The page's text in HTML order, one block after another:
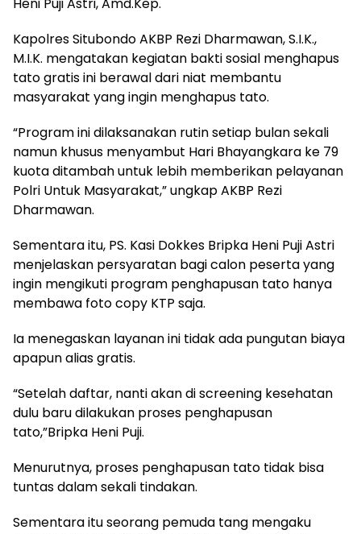
Kapolres Situbondo AKBP Rezi Dharmawan, S.I.K.,
M.I.K. mengatakan kegiatan bakti sosial menghapus
tato gratis ini berawal dari niat membantu
masyarakat yang ingin menghapus tato.
“Program ini dilaksanakan rutin setiap bulan sekali
namun khusus menyambut Hari Bhayangkara ke 79
kuota ditambah untuk lebih memberikan pelayanan
Polri Untuk Masyarakat,” ungkap AKBP Rezi
Dharmawan.
Sementara itu, PS. Kasi Dokkes Bripka Heni Puji Astri
menjelaskan persyaratan bagi calon peserta yang
ingin mengikuti program penghapusan tato hanya
membawa foto copy KTP saja.
Ia menegaskan layanan ini tidak ada pungutan biaya
apapun alias gratis.
“Setelah daftar, nanti akan di screening kesehatan
dulu baru dilakukan proses penghapusan
tato,”Bripka Heni Puji.
Menurutnya, proses penghapusan tato tidak bisa
tuntas dalam sekali tindakan.
Sementara itu seorang pemuda tang mengaku